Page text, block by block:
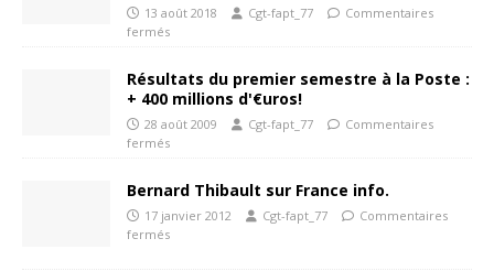
13 août 2018 Cgt-fapt_77
Commentaires
fermés
Résultats du premier semestre à la Poste :
+ 400 millions d'€uros!
28 août 2009 Cgt-fapt_77
Commentaires
fermés
Bernard Thibault sur France info.
17 janvier 2012 Cgt-fapt_77
Commentaires
fermés